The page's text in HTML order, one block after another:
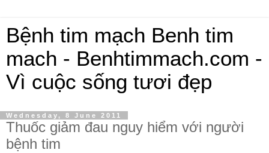
Bệnh tim mạch Benh tim
mach - Benhtimmach.com -
Vì cuộc sống tươi đẹp
Wednesday, 8 June 2011
Thuốc giảm đau nguy hiểm với người
bệnh tim